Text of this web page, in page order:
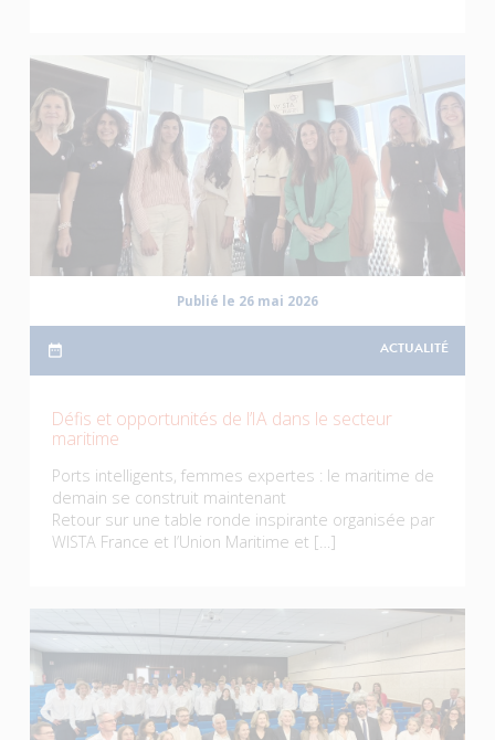
Publié le 26 mai 2026
ACTUALITÉ
Défis et opportunités de l’IA dans le secteur
maritime
Ports intelligents, femmes expertes : le maritime de
demain se construit maintenant
Retour sur une table ronde inspirante organisée par
WISTA France et l’Union Maritime et […]